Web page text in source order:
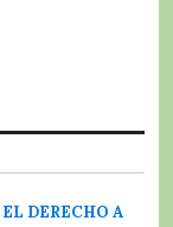
DERECHO A